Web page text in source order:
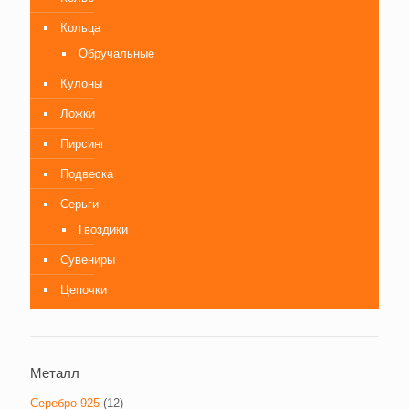
Кольца
Обручальные
Кулоны
Ложки
Пирсинг
Подвеска
Серьги
Гвоздики
Сувениры
Цепочки
Металл
Серебро 925 (12)